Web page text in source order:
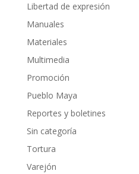
Libertad de expresión
Manuales
Materiales
Multimedia
Promoción
Pueblo Maya
Reportes y boletines
Sin categoría
Tortura
Varejón